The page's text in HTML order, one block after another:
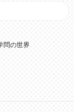
問の世界